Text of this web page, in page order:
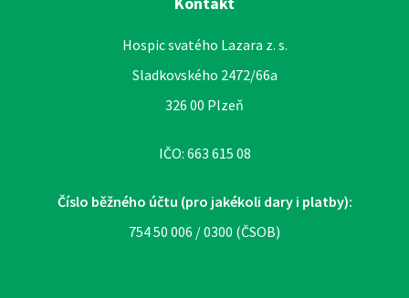
Hospic svatého Lazara z. s.
Sladkovského 2472/66a
326 00 Plzeň
IČO: 663 615 08
Číslo běžného účtu (pro jakékoli dary i platby):
754 50 006 / 0300 (ČSOB)